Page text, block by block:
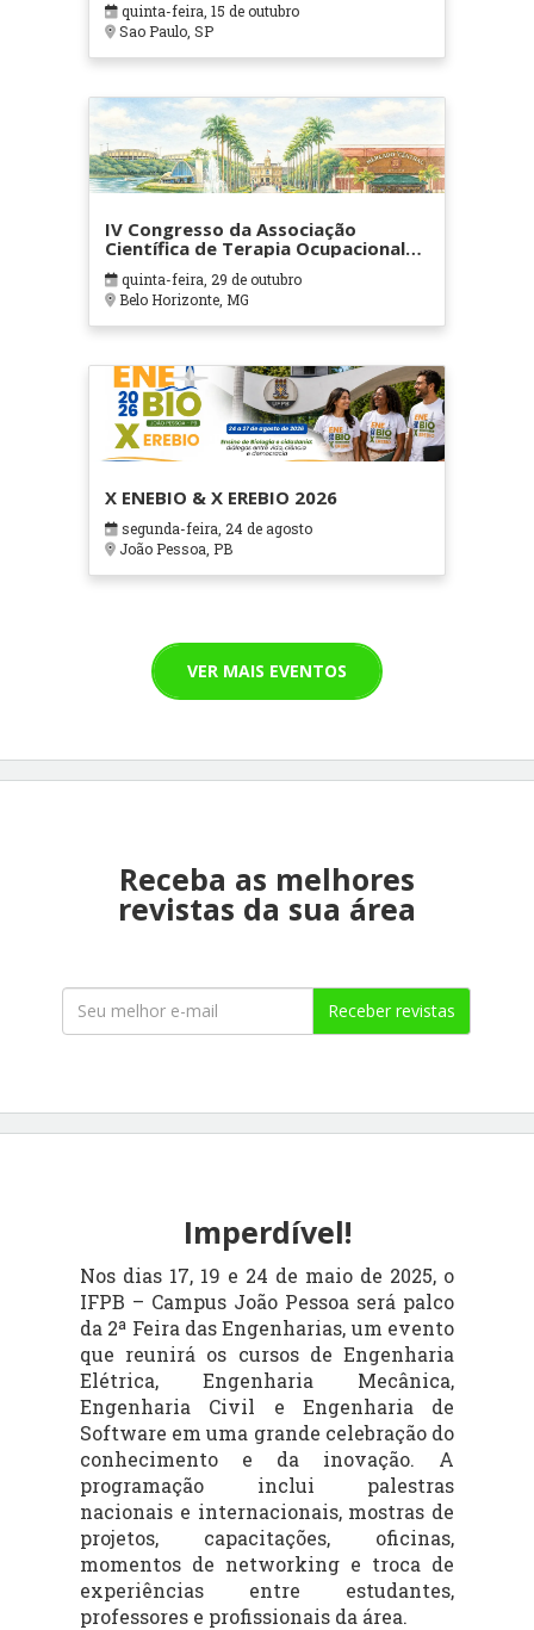
quinta-feira, 15 de outubro
Sao Paulo, SP
IV Congresso da Associação
Científica de Terapia Ocupacional
em Contextos Hospitalares e
Cuidados Paliativos - ATOHOSP
quinta-feira, 29 de outubro
Belo Horizonte, MG
X ENEBIO & X EREBIO 2026
segunda-feira, 24 de agosto
João Pessoa, PB
VER MAIS EVENTOS
Receba as melhores
revistas da sua área
Receber revistas
Imperdível!
Nos dias 17, 19 e 24 de maio de 2025, o
IFPB – Campus João Pessoa será palco
da 2ª Feira das Engenharias, um evento
que reunirá os cursos de Engenharia
Elétrica, Engenharia Mecânica,
Engenharia Civil e Engenharia de
Software em uma grande celebração do
conhecimento e da inovação. A
programação inclui palestras
nacionais e internacionais, mostras de
projetos, capacitações, oficinas,
momentos de networking e troca de
experiências entre estudantes,
professores e profissionais da área.